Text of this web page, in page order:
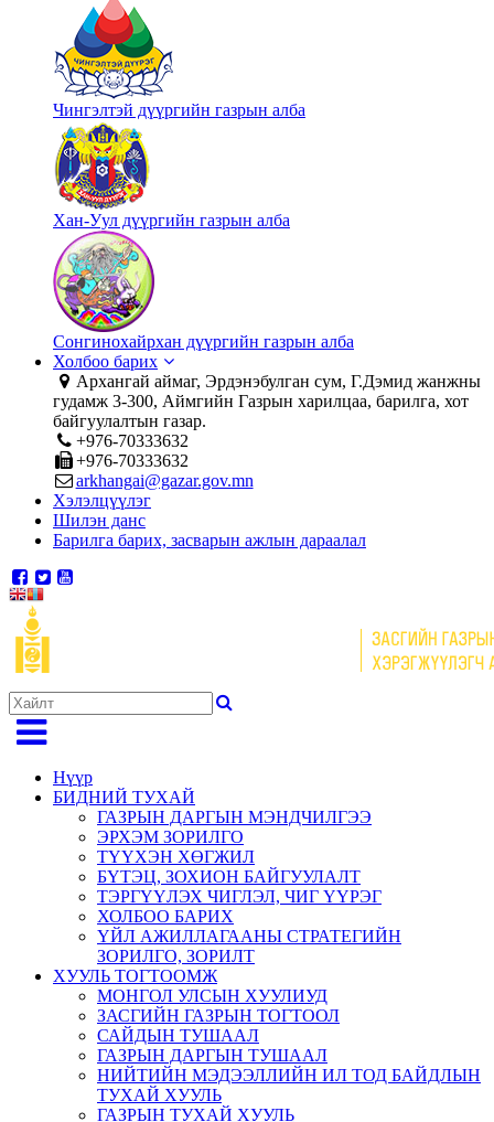
Чингэлтэй дүүргийн газрын алба
Хан-Уул дүүргийн газрын алба
Сонгинохайрхан дүүргийн газрын алба
Холбоо барих
Архангай аймаг, Эрдэнэбулган сум, Г.Дэмид жанжны
гудамж 3-300, Аймгийн Газрын харилцаа, барилга, хот
байгуулалтын газар.
+976-70333632
+976-70333632
arkhangai@gazar.gov.mn
Хэлэлцүүлэг
Шилэн данс
Барилга барих, засварын ажлын дараалал
Нүүр
БИДНИЙ ТУХАЙ
ГАЗРЫН ДАРГЫН МЭНДЧИЛГЭЭ
ЭРХЭМ ЗОРИЛГО
ТҮҮХЭН ХӨГЖИЛ
БҮТЭЦ, ЗОХИОН БАЙГУУЛАЛТ
ТЭРГҮҮЛЭХ ЧИГЛЭЛ, ЧИГ ҮҮРЭГ
ХОЛБОО БАРИХ
ҮЙЛ АЖИЛЛАГААНЫ СТРАТЕГИЙН
ЗОРИЛГО, ЗОРИЛТ
ХУУЛЬ ТОГТООМЖ
МОНГОЛ УЛСЫН ХУУЛИУД
ЗАСГИЙН ГАЗРЫН ТОГТООЛ
САЙДЫН ТУШААЛ
ГАЗРЫН ДАРГЫН ТУШААЛ
НИЙТИЙН МЭДЭЭЛЛИЙН ИЛ ТОД БАЙДЛЫН
ТУХАЙ ХУУЛЬ
ГАЗРЫН ТУХАЙ ХУУЛЬ